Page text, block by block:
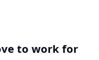
to work for